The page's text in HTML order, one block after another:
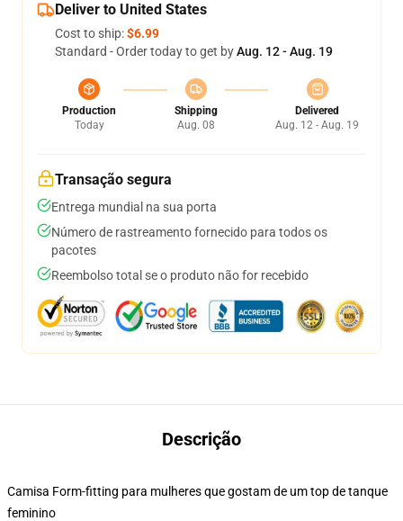
Deliver to United States
Cost to ship:$6.99
Standard - Order today to get byAug. 12 - Aug. 19
Production
Today
Shipping
Aug. 08
Delivered
Aug. 12 - Aug. 19
Transação segura
Entrega mundial na sua porta
Número de rastreamento fornecido para todos os
pacotes
Reembolso total se o produto não for recebido
Descrição
Camisa Form-fitting para mulheres que gostam de um top de tanque
feminino